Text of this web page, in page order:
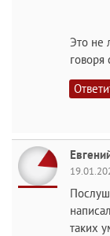
Это не
говоря
таких